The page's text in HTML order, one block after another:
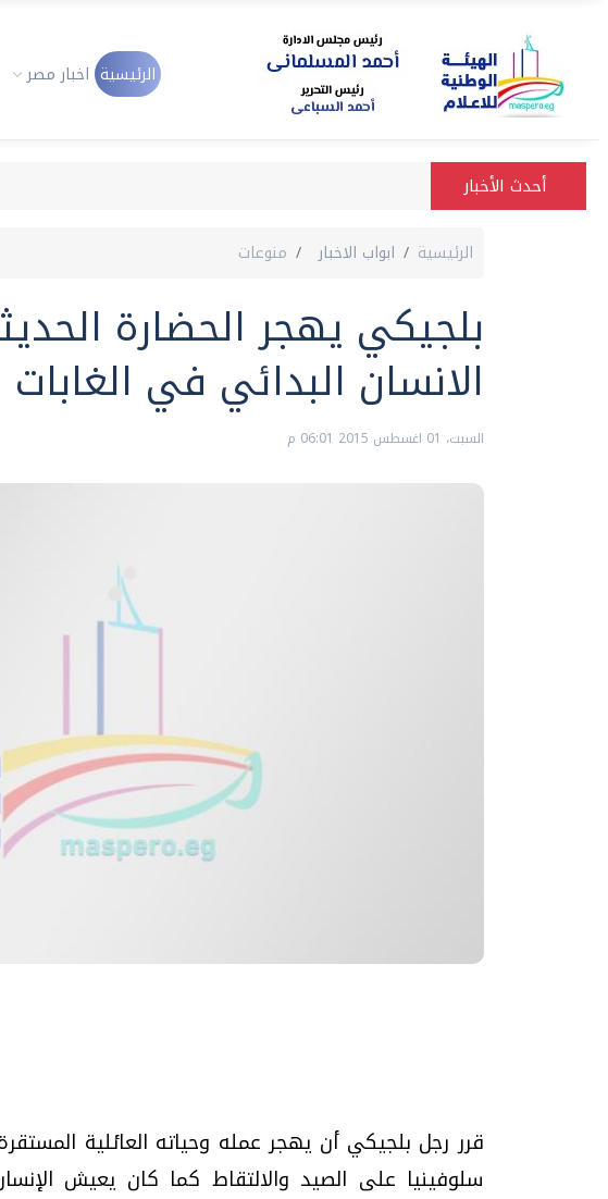
الرئيسية اخبار مصر
أحدث الأخبار
الرئيسية ابواب الاخبار منوعات
بلجيكي يهجر الحضارة
الانسان البدائي في الغابات
السبت، 01 اغسطس 2015 06:01 م
قرر رجل بلجيكي أن يهجر عمله وحياته العائلية
سلوفينيا على الصيد والالتقاط كما كان يعيش